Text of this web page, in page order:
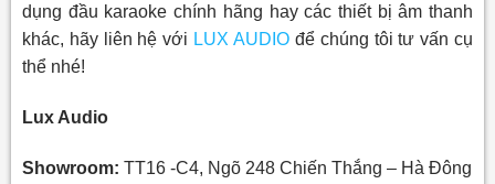
dụng đầu karaoke chính hãng hay các thiết bị âm thanh
khác, hãy liên hệ với LUX AUDIO để chúng tôi tư vấn cụ
thể nhé!
Lux Audio
Showroom: TT16 -C4, Ngõ 248 Chiến Thắng – Hà Đông